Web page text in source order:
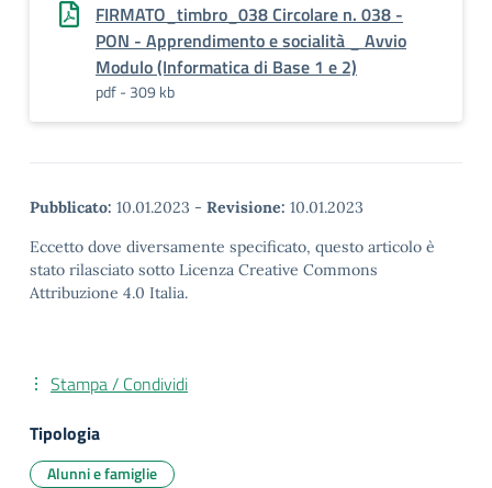
FIRMATO_timbro_038 Circolare n. 038 -
PON - Apprendimento e socialità _ Avvio
Modulo (Informatica di Base 1 e 2)
pdf - 309 kb
Pubblicato: 10.01.2023 - Revisione: 10.01.2023
Eccetto dove diversamente specificato, questo articolo è
stato rilasciato sotto Licenza Creative Commons
Attribuzione 4.0 Italia.
Stampa / Condividi
Tipologia
Alunni e famiglie